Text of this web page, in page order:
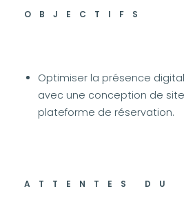
OBJECTIFS
Optimiser la présence
avec une conception de
plateforme de réservation.
ATTENTES DU